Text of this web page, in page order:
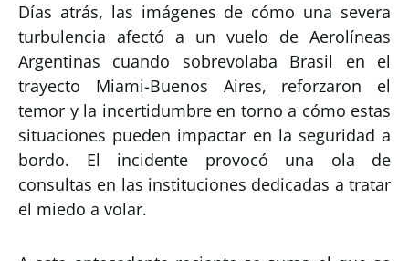
Días atrás, las imágenes de cómo una severa
turbulencia afectó a un vuelo de Aerolíneas
Argentinas cuando sobrevolaba Brasil en el
trayecto Miami-Buenos Aires, reforzaron el
temor y la incertidumbre en torno a cómo estas
situaciones pueden impactar en la seguridad a
bordo. El incidente provocó una ola de
consultas en las instituciones dedicadas a tratar
el miedo a volar.